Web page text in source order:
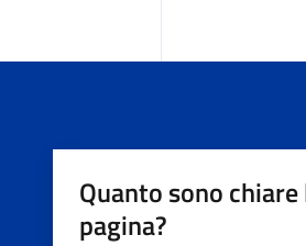
Quanto sono
pagina?